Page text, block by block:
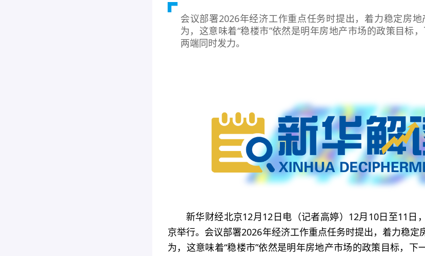
会议部署2026年经济工作重点任务时提出，着力稳定房
为，这意味着“稳楼市”依然是明年房地产市场的政策目标
两端同时发力。
新华财经北京12月12日电（记者高婷）12月10日至11日
京举行。会议部署2026年经济工作重点任务时提出，着力稳定
为，这意味着“稳楼市”依然是明年房地产市场的政策目标，下